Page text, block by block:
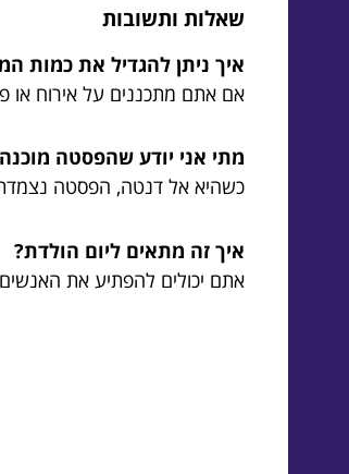
שאלות ותשובות
איך ניתן להגדיל את כמות
אם אתם מתכננים על אירוח או
מתי אני יודע שהפסטה
כשהיא אל דנטה, הפסטה נצמדת
איך זה מתאים ליום הולדת?
אתם יכולים להפתיע את